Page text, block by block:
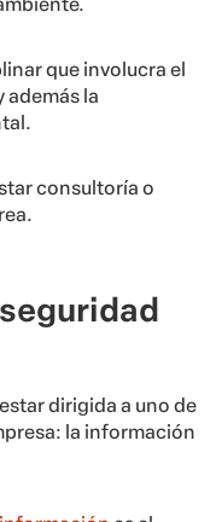
que involucra el
además la
consultoría o
dirigida a uno de
la información